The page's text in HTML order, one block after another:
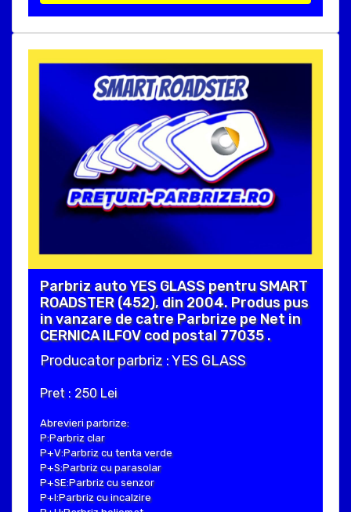
Parbriz auto YES GLASS pentru SMART
ROADSTER (452), din 2004. Produs pus
in vanzare de catre Parbrize pe Net in
CERNICA ILFOV cod postal 77035 .
Producator parbriz : YES GLASS
Pret : 250 Lei
Abrevieri parbrize:
P:Parbriz clar
P+V:Parbriz cu tenta verde
P+S:Parbriz cu parasolar
P+SE:Parbriz cu senzor
P+I:Parbriz cu incalzire